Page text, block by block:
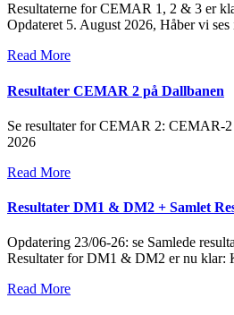
Resultaterne for CEMAR 1, 2 & 3 er
Opdateret 5. August 2026, Håber vi ses
Read More
Resultater CEMAR 2 på Dallbanen
Se resultater for CEMAR 2: CEMAR-
2026
Read More
Resultater DM1 & DM2 + Samlet
Opdatering 23/06-26: se Samlede
Resultater for DM1 & DM2 er nu klar:
Read More